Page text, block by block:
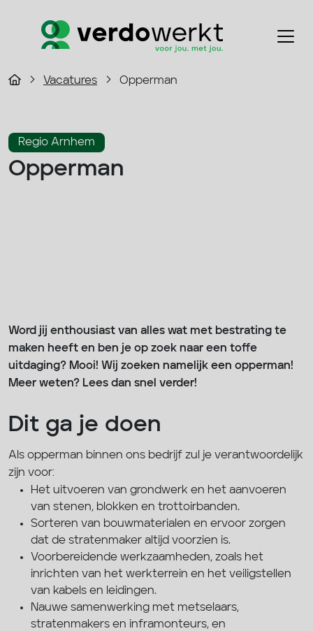
Vacatures Opperman
Regio Arnhem
Opperman
Word jij enthousiast van alles wat met bestrating te
maken heeft en ben je op zoek naar een toffe
uitdaging? Mooi! Wij zoeken namelijk een opperman!
Meer weten? Lees dan snel verder!
Dit ga je doen
Als opperman binnen ons bedrijf zul je verantwoordelijk
zijn voor:
Het uitvoeren van grondwerk en het aanvoeren
van stenen, blokken en trottoirbanden.
Sorteren van bouwmaterialen en ervoor zorgen
dat de stratenmaker altijd voorzien is.
Voorbereidende werkzaamheden, zoals het
inrichten van het werkterrein en het veiligstellen
van kabels en leidingen.
Nauwe samenwerking met metselaars,
stratenmakers en inframonteurs, en